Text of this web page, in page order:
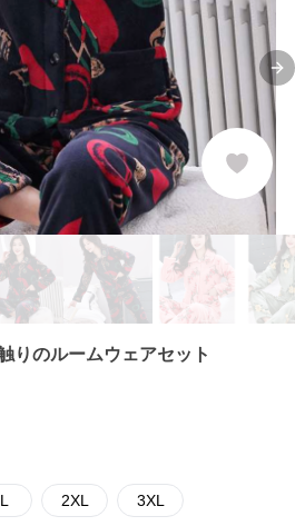
りのルームウェアセット
2XL 3XL